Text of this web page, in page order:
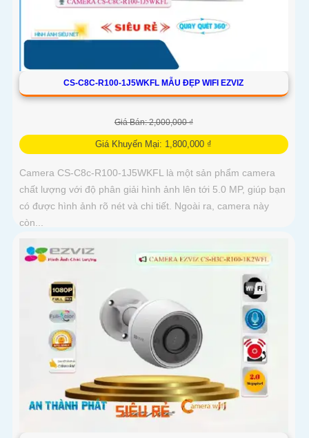
CS-C8C-R100-1J5WKFL MẪU ĐẸP WIFI EZVIZ
Giá Bán: 2,000,000 ₫
Giá Khuyến Mại: 1,800,000 ₫
Camera CS-C8c-R100-1J5WKFL là một sản phẩm camera
chất lượng với độ phân giải hình ảnh lên tới 5.0 MP, giúp bạn
có được hình ảnh rõ nét và chi tiết. Ngoài ra, camera này
còn...